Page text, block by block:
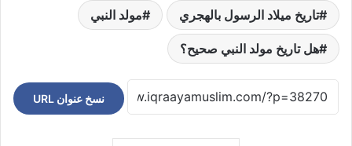
تاريخ ميلاد الرسول بالهجري مولد النبي
هل تاريخ مولد النبي صحيح؟
نسخ عنوان URL